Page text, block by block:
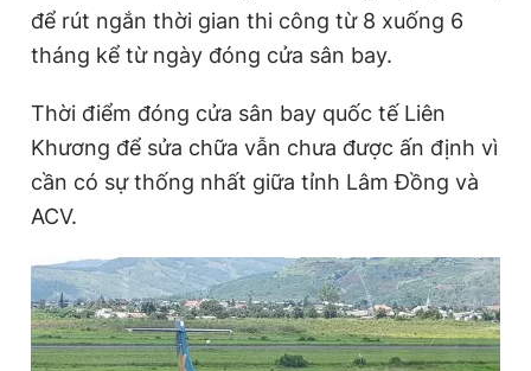
để rút ngắn thời gian thi công từ 8 xuống 6
tháng kể từ ngày đóng cửa sân bay.
Thời điểm đóng cửa sân bay quốc tế Liên
Khương để sửa chữa vẫn chưa được ấn định vì
cần có sự thống nhất giữa tỉnh Lâm Đồng và
ACV.